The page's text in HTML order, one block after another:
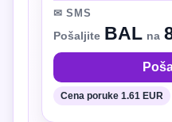
✉ SMS
Pošaljite BAL na
Cena poruke 1.61 EUR